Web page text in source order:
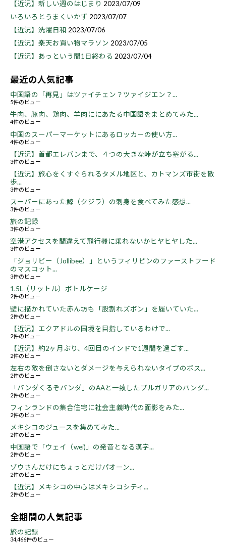
【近況】新しい週のはじまり 2023/07/09
いろいろとうまくいかず 2023/07/07
【近況】洗濯日和 2023/07/06
【近況】楽天お買い物マラソン 2023/07/05
【近況】あっという間1日終わる 2023/07/04
最近の人気記事
中国語の「再見」はツァイチェン？ツァイジエン？...
5件のビュー
牛肉、豚肉、鶏肉、羊肉ににあたる中国語をまとめてみた...
4件のビュー
中国のスーパーマーケットにあるロッカーの使い方...
4件のビュー
【近況】首都エレバンまで、４つの大きな峠が立ち塞がる...
3件のビュー
【近況】旅心をくすぐられるタメル地区と、カトマンズ市街を散
歩...
3件のビュー
スーパーにあった鯨（クジラ）の刺身を食べてみた感想...
3件のビュー
旅の記録
3件のビュー
空港アクセスを間違えて飛行機に乗れないかヒヤヒヤした...
3件のビュー
「ジョリビー（Jollibee）」というフィリピンのファーストフード
のマスコット...
3件のビュー
1.5L（リットル）ボトルケージ
2件のビュー
壁に描かれていた赤ん坊も「股割れズボン」を履いていた...
2件のビュー
【近況】エクアドルの国境を目指しているわけで...
2件のビュー
【近況】約2ヶ月ぶり、4回目のインドで1週間を過ごす...
2件のビュー
左右の敵を倒さないとダメージを与えられないタイプのボス...
2件のビュー
「パンダくるぞパンダ」のAAと一致したブルガリアのパンダ...
2件のビュー
フィンランドの集合住宅に社会主義時代の面影をみた...
2件のビュー
メキシコのジュースを集めてみた...
2件のビュー
中国語で「ウェイ（wei)」の発音となる漢字...
2件のビュー
ゾウさんだけにちょっとだけパオーン...
2件のビュー
【近況】メキシコの中心はメキシコシティ...
2件のビュー
全期間の人気記事
旅の記録
34,466件のビュー